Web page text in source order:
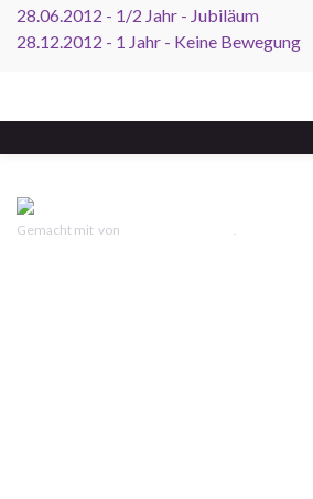
28.06.2012 - 1/2 Jahr - Jubiläum
28.12.2012 - 1 Jahr - Keine Bewegung
Gemacht mit von .